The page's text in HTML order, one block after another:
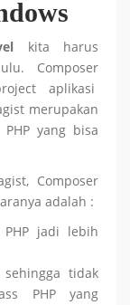
kita harus
Composer
aplikasi
merupakan
yang bisa
Composer
adalah :
jadi lebih
tidak
PHP yang